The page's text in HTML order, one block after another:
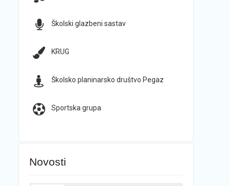
Školski glazbeni sastav
KRUG
Školsko planinarsko društvo Pegaz
Sportska grupa
Novosti